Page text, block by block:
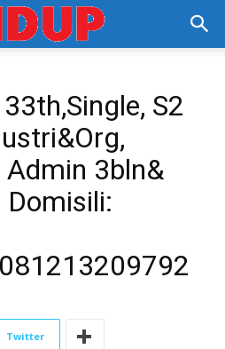
S2
3bln&
Domisili:
Twitter